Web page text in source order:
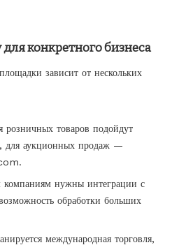
конкретного бизнеса
зависит от нескольких
товаров подойдут
для аукционных продаж —
нужны интеграции с
обработки больших
международная торговля,